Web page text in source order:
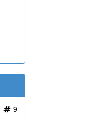
9